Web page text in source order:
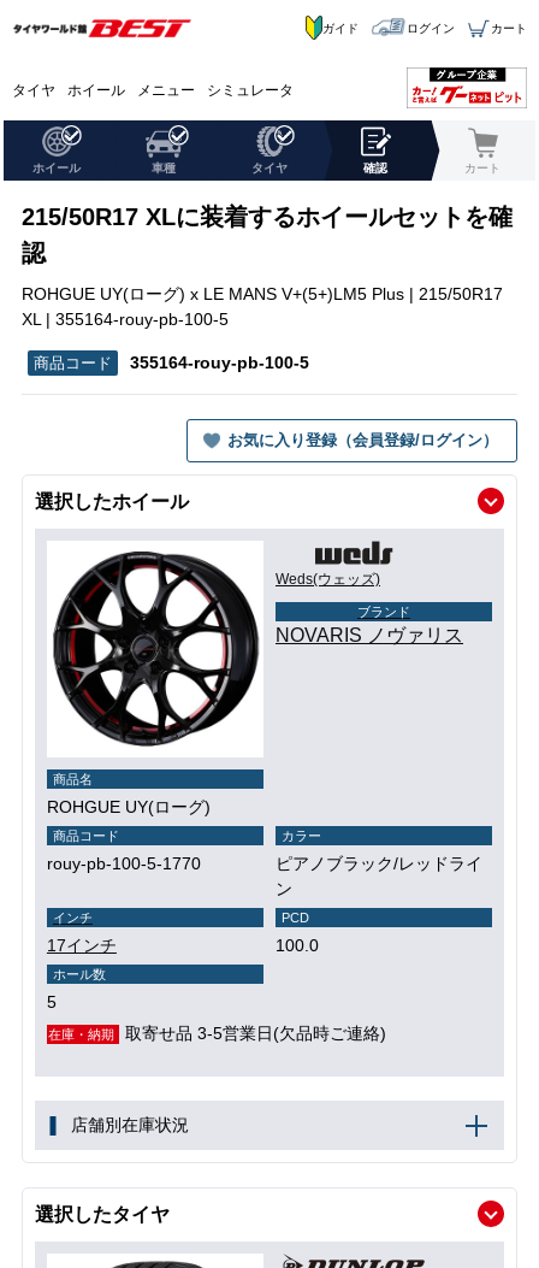
タイヤ ホイール メニュー シミュレータ
ガイド ログイン カート
ホイール 車種 タイヤ 確認 カート
215/50R17 XLに装着するホイールセットを確
認
ROHGUE UY(ローグ) x LE MANS V+(5+)LM5 Plus | 215/50R17
XL | 355164-rouy-pb-100-5
355164-rouy-pb-100-5
お気に入り登録（会員登録/ログイン）
選択したホイール
Weds(ウェッズ)
ブランド
NOVARIS ノヴァリス
商品名
ROHGUE UY(ローグ)
商品コード
rouy-pb-100-5-1770
カラー
ピアノブラック/レッドライ
ン
インチ
17インチ
PCD
100.0
ホール数
5
在庫・納期 取寄せ品 3-5営業日(欠品時ご連絡)
店舗別在庫状況
選択したタイヤ